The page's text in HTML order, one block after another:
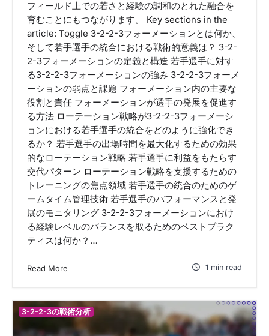
フィールド上での若さと経験の調和のとれた融合を
育むことにもつながります。 Key sections in the
article: Toggle 3-2-2-3フォーメーションとは何か、
そして若手選手の統合における戦術的意義は？ 3-2-
2-3フォーメーションの定義と構造 若手選手に対す
る3-2-2-3フォーメーションの強み 3-2-2-3フォーメ
ーションの弱点と課題 フォーメーション内の主要な
役割と責任 フォーメーションが選手の発展を促進す
る方法 ローテーション戦略が3-2-2-3フォーメーシ
ョンにおける若手選手の統合をどのように強化でき
るか？ 若手選手の出場時間を最大化するための効果
的なローテーション戦略 若手選手に利益をもたらす
交代パターン ローテーション戦略を支援するための
トレーニングの焦点領域 若手選手の統合のためのゲ
ームタイム管理技術 若手選手のパフォーマンスと発
展のモニタリング 3-2-2-3フォーメーションにおけ
る経験レベルのバランスを取るためのベストプラク
ティスは何か？…
Read More 1 min read
3-2-2-3の戦術分析